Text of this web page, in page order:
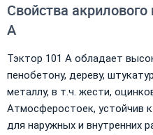
Свойства акрилового
А
Тэктор 101 А обладает
пенобетону, дереву,
металлу, в т.ч. жести,
Атмосферостоек, устойчив
для наружных и внутренних